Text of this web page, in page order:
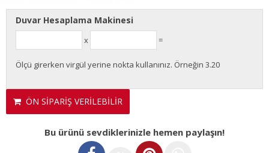
Duvar Hesaplama Makinesi
x =
Ölçü girerken virgül yerine nokta kullanınız. Örneğin 3.20
ÖN SİPARİŞ VERİLEBİLİR
Bu ürünü sevdiklerinizle hemen paylaşın!